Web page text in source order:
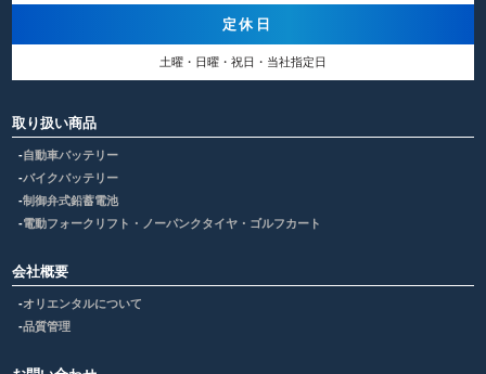
定休日
土曜・日曜・祝日・当社指定日
取り扱い商品
自動車バッテリー
バイクバッテリー
制御弁式鉛蓄電池
電動フォークリフト・ノーパンクタイヤ・ゴルフカート
会社概要
オリエンタルについて
品質管理